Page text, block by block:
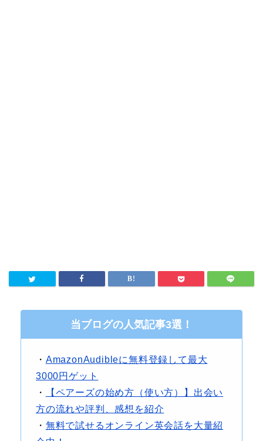
当ブログの人気記事3選！
・ AmazonAudibleに無料登録して最大
3000円ゲット
・
【ペアーズの始め方（使い方）】出会い
方の流れや評判、感想を紹介
・ 無料で試せるオンライン英会話を大量紹